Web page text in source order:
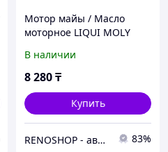
Мотор майы / Масло
моторное LIQUI MOLY
(2626)
В наличии
8 280₸
Купить
RENOSHOP - автозапчасти, тюнинг и аксессуары для автомобилей Renault, Largus, X-Ray, Vesta. 83%